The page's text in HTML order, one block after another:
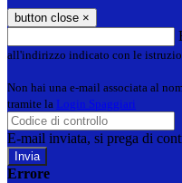
button close ×
all'indirizzo indicato con le
Non hai una e-mail associata al
tramite la Login Spaggiari
E-mail inviata, si prega di
Errore